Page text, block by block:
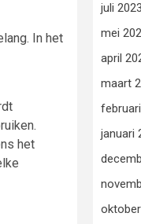
In het
het
juli 2023
mei
april
maart
januari